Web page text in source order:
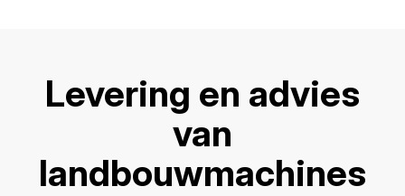
Levering en advies
van
landbouwmachines